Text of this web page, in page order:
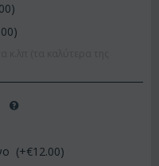
)
)
(+€12.00)